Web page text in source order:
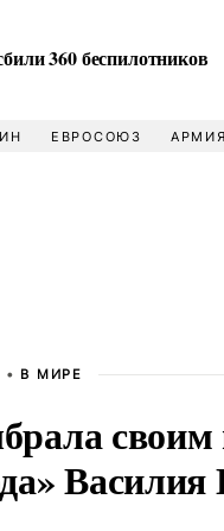
360 беспилотников
ЕВРОСОЮЗ
• В МИРЕ
своим
Василия